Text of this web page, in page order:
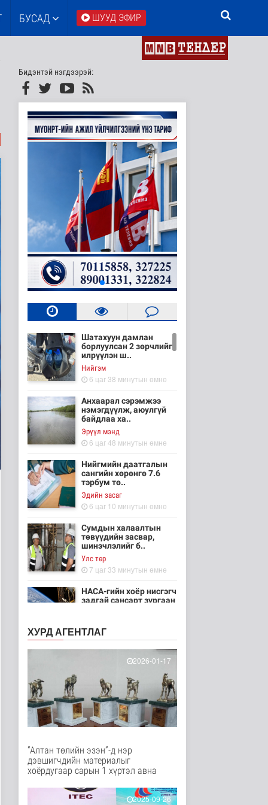
БУСАД ШУУД ЭФИР
Бидэнтэй нэгдээрэй:
Шатахуун дамлан
борлуулсан 2 зөрчлийг
илрүүлэн ш..
Нийгэм
6 цаг 38 минутын өмнө
Анхаарал сэрэмжээ
нэмэгдүүлж, аюулгүй
байдлаа ха..
Эрүүл мэнд
6 цаг 48 минутын өмнө
Нийгмийн даатгалын
сангийн хөрөнгө 7.6
тэрбум тө..
Эдийн засаг
6 цаг 10 минутын өмнө
Сумдын халаалтын
төвүүдийн засвар,
шинэчлэлийг б..
Улс төр
7 цаг 33 минутын өмнө
НАСА-гийн хоёр нисгэгч
задгай сансарт зургаан
7 цаг 48 минутын өмнө
хамгаалахын тулд
Канадын иргэд мод бэ..
Дэлхийд
7 цаг 54 минутын өмнө
ЦАГ АГААР:
Улаанбаатарт шөнөдөө
Байгаль орчин
7 цаг 14 минутын өмнө
зөрчлийг E-Mongolia
системээр да..
ХУРД АГЕНТЛАГ
2026-01-17
“Алтан төлийн эзэн”-д нэр
дэвшигчдийн материалыг
хоёрдугаар сарын 1 хүртэл авна
2025-09-26